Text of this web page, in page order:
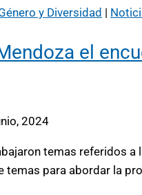
y Diversidad |
el
2024
temas referidos a
temas para abordar la